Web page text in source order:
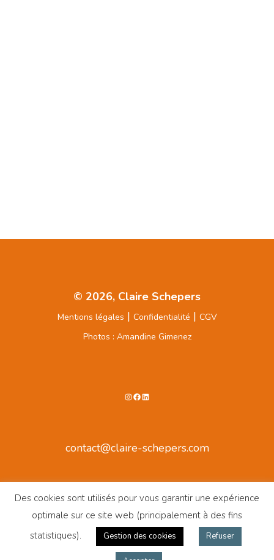
© 2026, Claire Schepers
Mentions légales | Confidentialité | CGV
Photos : Amandine Gimenez
Instagram
Facebook
LinkedIn
contact@claire-schepers.com
Des cookies sont utilisés pour vous garantir une expérience
optimale sur ce site web (principalement à des fins
statistiques).
Gestion des cookies Refuser